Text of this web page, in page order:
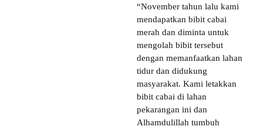
“November tahun lalu kami
mendapatkan bibit cabai
merah dan diminta untuk
mengolah bibit tersebut
dengan memanfaatkan lahan
tidur dan didukung
masyarakat. Kami letakkan
bibit cabai di lahan
pekarangan ini dan
Alhamdulillah tumbuh